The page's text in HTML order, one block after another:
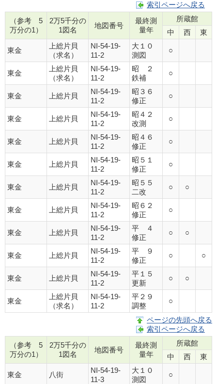
索引ページへ戻る
（参考 5
万分の1）
2万5千分の
1図名
地図番号
最終測
量年
所蔵館
中
西 東
東金
上総片貝
（求名）
NI-54-19-
11-2
大１０
測図
○
東金
上総片貝
（求名）
NI-54-19-
11-2
昭 ２
鉄補
○
東金 上総片貝
NI-54-19-
11-2
昭３６
修正
○
東金 上総片貝
NI-54-19-
11-2
昭４２
改測
○
東金 上総片貝
NI-54-19-
11-2
昭４６
修正
○
東金 上総片貝
NI-54-19-
11-2
昭５１
修正
○
東金 上総片貝
NI-54-19-
11-2
昭５５
二改
○ ○
東金 上総片貝
NI-54-19-
11-2
昭６２
修正
○
東金 上総片貝
NI-54-19-
11-2
平 ４
修正
○ ○
東金 上総片貝
NI-54-19-
11-2
平 ９
修正
○ ○
東金 上総片貝
NI-54-19-
11-2
平１５
更新
○ ○
東金
上総片貝
（求名）
NI-54-19-
11-2
平２９
調整
○
ページの先頭へ戻る
索引ページへ戻る
（参考 5
万分の1）
2万5千分の
1図名
地図番号
最終測
量年
所蔵館
中
西 東
東金 八街
NI-54-19-
11-3
大１０
測図
○